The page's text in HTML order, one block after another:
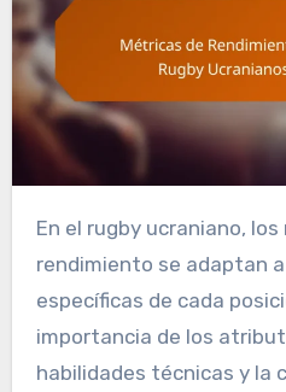
En el rugby ucraniano, los métricas de
rendimiento se adaptan
específicas de cada
importancia de los
habilidades técnicas y la